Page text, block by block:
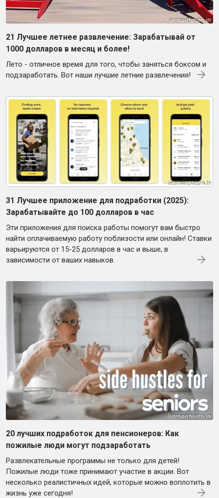
21 Лучшее летнее развлечение: Зарабатывай от
1000 долларов в месяц и более!
Лето - отличное время для того, чтобы заняться боксом и
подзаработать. Вот наши лучшие летние развлечения!
31 Лучшее приложение для подработки (2025):
Зарабатывайте до 100 долларов в час
Эти приложения для поиска работы помогут вам быстро
найти оплачиваемую работу поблизости или онлайн! Ставки
варьируются от 15-25 долларов в час и выше, в
зависимости от ваших навыков.
20 лучших подработок для пенсионеров: Как
пожилые люди могут подзаработать
Развлекательные программы не только для детей!
Пожилые люди тоже принимают участие в акции. Вот
несколько реалистичных идей, которые можно воплотить в
жизнь уже сегодня!